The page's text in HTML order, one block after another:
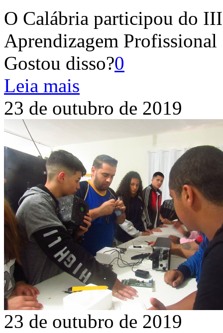
O Calábria participou do
Aprendizagem Profissional
Gostou disso?0
Leia mais
23 de outubro de 2019
23 de outubro de 2019